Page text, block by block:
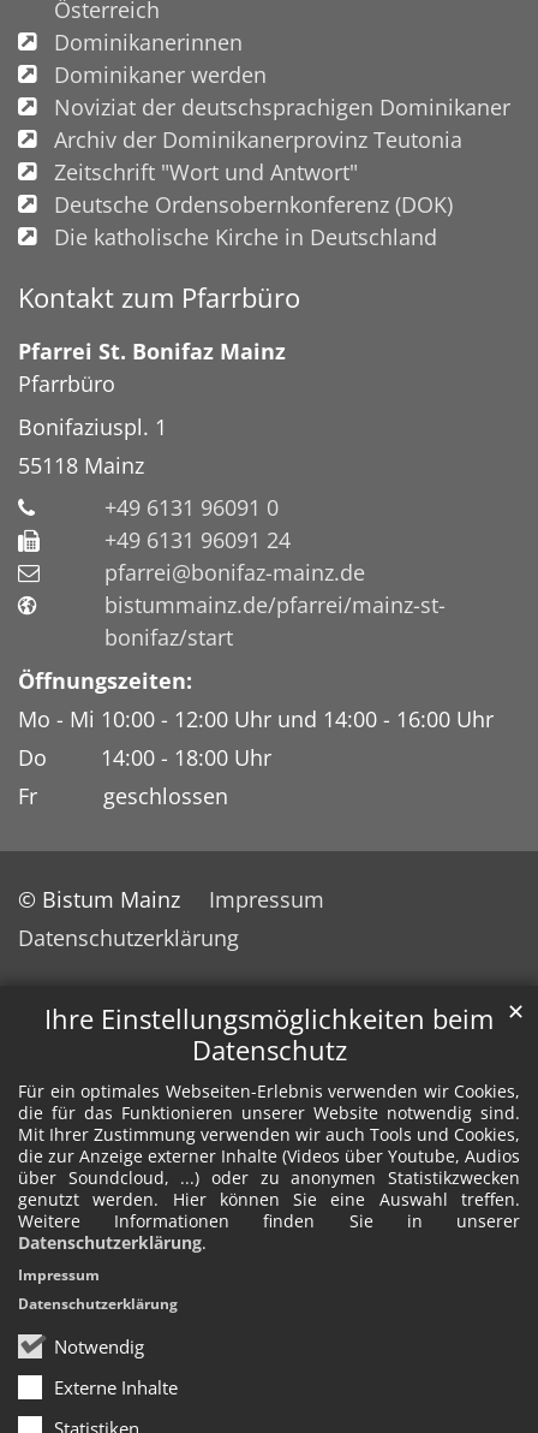
Ihre Einstellungsmöglichkeiten beim
Datenschutz
Für ein optimales Webseiten-Erlebnis verwenden wir Cookies,
die für das Funktionieren unserer Website notwendig sind.
Mit Ihrer Zustimmung verwenden wir auch Tools und Cookies,
die zur Anzeige externer Inhalte (Videos über Youtube, Audios
über Soundcloud, ...) oder zu anonymen Statistikzwecken
genutzt werden. Hier können Sie eine Auswahl treffen.
Weitere Informationen finden Sie in unserer
Datenschutzerklärung.
Notwendig
Externe Inhalte
✕
Impressum
Datenschutzerklärung
Österreich
Dominikanerinnen
Dominikaner werden
Noviziat der deutschsprachigen Dominikaner
Archiv der Dominikanerprovinz Teutonia
Zeitschrift "Wort und Antwort"
Deutsche Ordensobernkonferenz (DOK)
Die katholische Kirche in Deutschland
Kontakt zum Pfarrbüro
Pfarrei St. Bonifaz Mainz
Pfarrbüro
Bonifaziuspl. 1
55118 Mainz
+49 6131 96091 0
+49 6131 96091 24
pfarrei@bonifaz-mainz.de
bistummainz.de/pfarrei/mainz-st-
bonifaz/start
Öffnungszeiten:
Mo - Mi 10:00 - 12:00 Uhr und 14:00 - 16:00 Uhr
Do 14:00 - 18:00 Uhr
Fr geschlossen
© Bistum Mainz
Impressum
Datenschutzerklärung